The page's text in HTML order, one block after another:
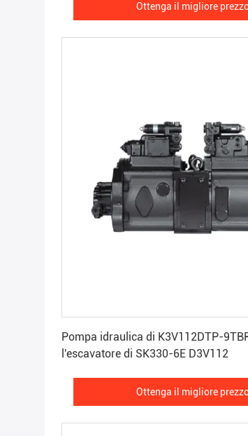
Ottenga il migliore
Pompa idraulica di K3V112DTP-
l'escavatore di SK330-6E D3V112
Ottenga il migliore